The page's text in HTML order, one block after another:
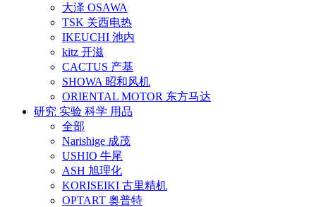
大泽 OSAWA
TSK 关西电热
IKEUCHI 池内
kitz 开滋
CACTUS 产基
SHOWA 昭和风机
ORIENTAL MOTOR 东方马达
研究 实验 科学 用品
全部
Narishige 成茂
USHIO 牛尾
ASH 旭理化
KORISEIKI 古里精机
OPTART 奥普特